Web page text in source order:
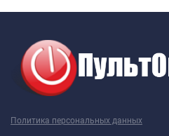
Политика персональных данных